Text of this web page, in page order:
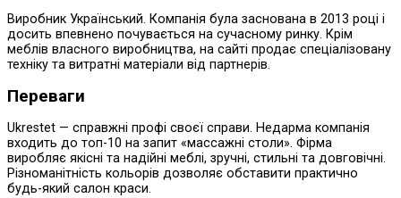
Виробник Український. Компанія була заснована в 2013 році і
досить впевнено почувається на сучасному ринку. Крім
меблів власного виробництва, на сайті продає спеціалізовану
техніку та витратні матеріали від партнерів.
Переваги
Ukrestet — справжні профі своєї справи. Недарма компанія
входить до топ-10 на запит «массажні столи». Фірма
виробляє якісні та надійні меблі, зручні, стильні та довговічні.
Різноманітність кольорів дозволяє обставити практично
будь-який салон краси.